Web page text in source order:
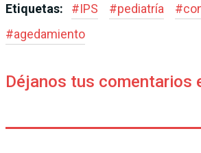
Etiquetas: #IPS #pediatría #
#agedamiento
Déjanos tus comentarios